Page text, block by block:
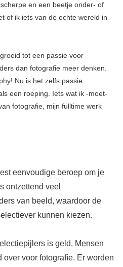
en een beetje onder- of
of ik iets van de echte wereld in
tot een passie voor
dan fotograﬁe meer denken.
Nu is het zelfs passie
een roeping. Iets wat ik -moet-
fotograﬁe, mijn fulltime werk
eenvoudige beroep om je
ontzettend veel
van beeld, waardoor de
kunnen kiezen.
is geld. Mensen
voor fotograﬁe. Er worden